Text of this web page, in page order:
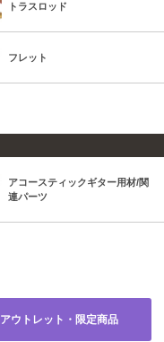
トラスロッド
フレット
アコースティックギター用材/関
連パーツ
アウトレット・限定商品